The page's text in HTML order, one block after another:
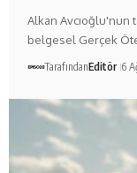
Alkan Avcıoğlu'nun
belgesel Gerçek
TarafındanEditör 6